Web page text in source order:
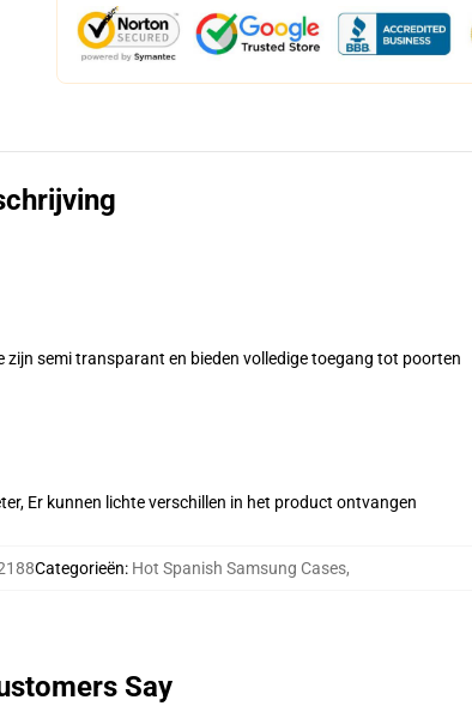
semi transparant en bieden volledige toegang tot poorten
Er kunnen lichte verschillen in het product ontvangen
Categorieën: Hot Spanish Samsung Cases,
Say